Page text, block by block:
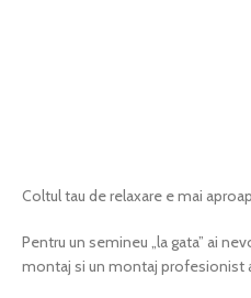
Coltul tau de relaxare e mai
Pentru un semineu „la gata” ai
montaj si un montaj profesionist